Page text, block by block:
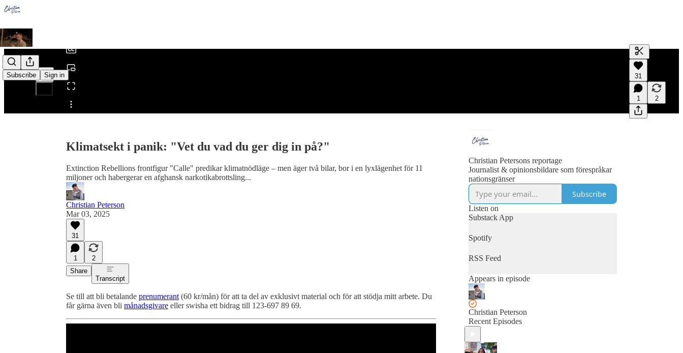
Subscribe Sign in
Share from 0:00
Generate
A transcript
editing.
31
1 2
Klimatsekt i panik: "Vet du vad du ger dig in på?"
Extinction Rebellions frontfigur "Calle" predikar klimatnödläge – men äger två bilar, bor i en lyxlägenhet för 11
miljoner och habergerar en afghansk narkotikabrottsling...
Christian Peterson
Mar 03, 2025
31
1
2
Share
Transcript
Se till att bli betalande prenumerant (60 kr/mån) för att ta del av exklusivt material och för att stödja mitt arbete. Du
får gärna även bli månadsgivare eller swisha ett bidrag till 123-697 89 69.
Christian Petersons reportage
Journalist & opinionsbildare som förespråkar
nationsgränser
Subscribe
Listen on
Substack App
Spotify
RSS Feed
Appears in episode
Christian Peterson
Recent Episodes